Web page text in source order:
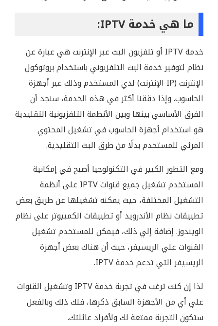
ما هي خدمة IPTV:
خدمة IPTV أو تلفزيون البث عبر الإنترنت هي عبارة عن
نظام لتوفير خدمة البث التلفزيوني باستخدام بروتوكول
الإنترنت (IP الإنترنت) لدي المستخدم وذلك عبر أجهزة
الحاسوب. وإذا دققنا أكثر في هذه الخدمة، سنجد أن
الفرق الأساسي بينها وبين الأنظمة التلفزيونية التقليدية
هو استخدام أجهزة الحاسوب في تشغيل المحتوي
المرئي للمستخدم بدلًا من طرق البث التقليدية.
ومع التطور الكبير في التكنولوجيا أصبح في إمكانية
المستخدم تشغيل جميع قنوات IPTV على أنظمة
التشغيل المختلفة، حيث يمكنه تشغيلها عن طريق بعض
تطبيقات نظام الأندرويد أو تطبيقات الكمبيوتر على نظام
الويندوز. إضافة إلي ذلك، فيمكن للمستخدم تشغيل
القنوات علي الريسيفر، حيث أن هناك بعض أجهزة
الريسيفر التي تدعم خدمة IPTV.
لذا إن كنت ترغب في تجربة خدمة IPTV وتشغيل القنوات
علي أي من الأجهزة السابق ذكرها، فلك ذلك وبالفعل
ستكون التجربة ممتعة لك ولأفراد عائلتك.